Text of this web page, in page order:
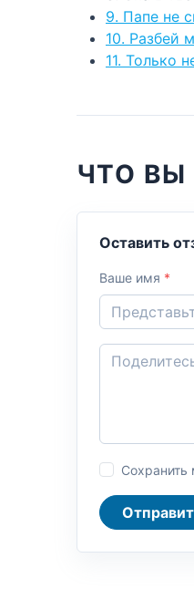
9. Папе не
10. Разбей
11. Только
ЧТО ВЫ
Оставить
Ваше имя *
Сохранить